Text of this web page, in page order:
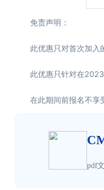
免责声明：
此优惠只对首次加入的
此优惠只针对在2023
在此期间前报名不享受
pdf